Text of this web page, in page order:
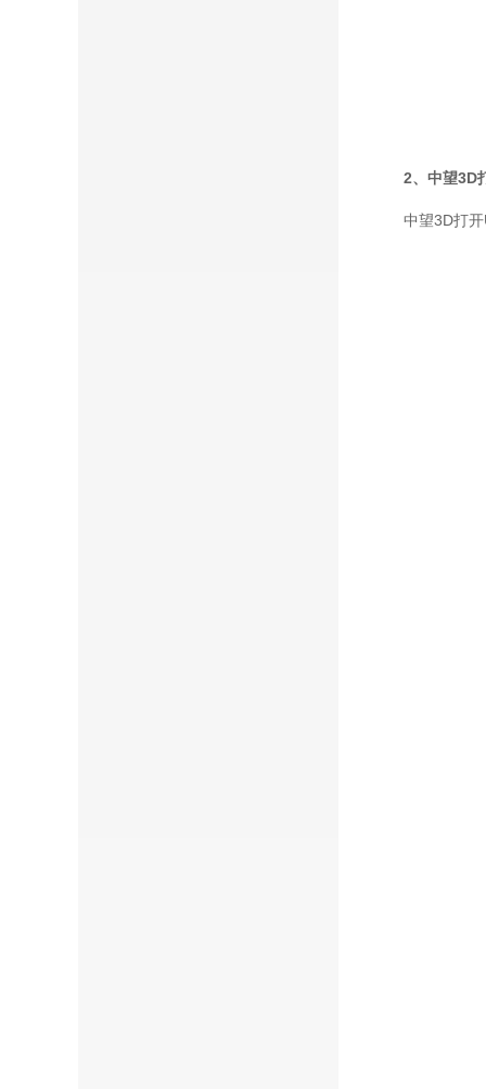
2、中望3D
中望3D打